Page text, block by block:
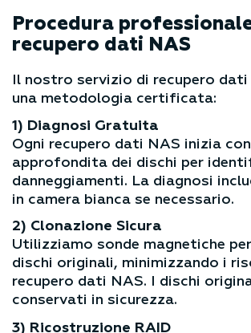
Procedura
recupero dati NAS
Il nostro servizio di recupero dati
una metodologia certificata:
1) Diagnosi Gratuita
Ogni recupero dati NAS inizia con
approfondita dei dischi per
danneggiamenti. La diagnosi
in camera bianca se necessario.
2) Clonazione Sicura
Utilizziamo sonde magnetiche
dischi originali, minimizzando i
recupero dati NAS. I dischi
conservati in sicurezza.
3) Ricostruzione RAID